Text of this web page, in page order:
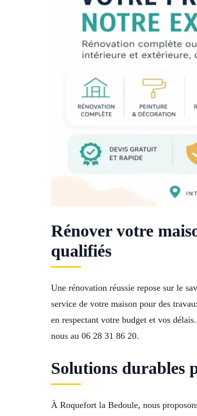
Rénover votre
qualifiés
Une rénovation réussie repose sur le
service de votre maison pour des
en respectant votre budget et vos
nous au 06 28 31 86 20.
Solutions durables
À Roquefort la Bedoule, nous